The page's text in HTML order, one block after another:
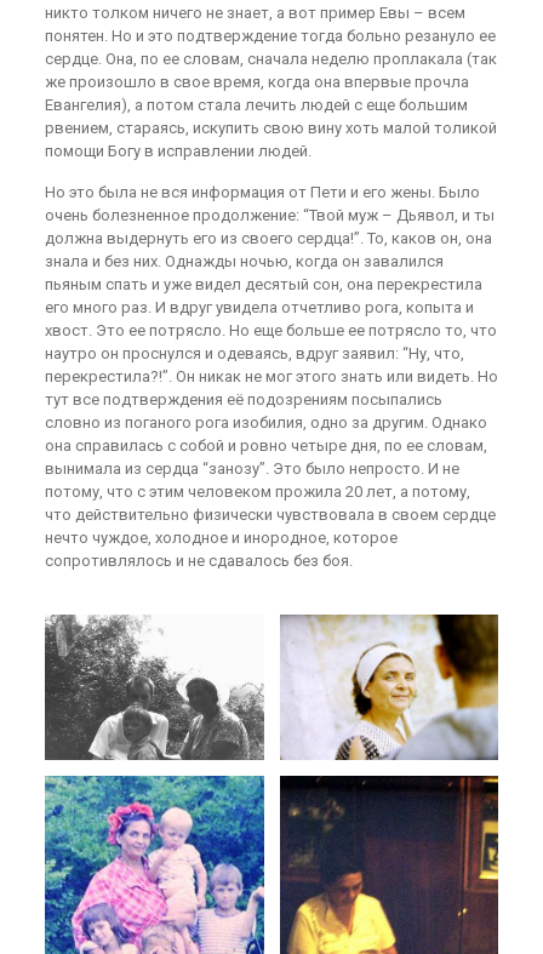
никто толком ничего не знает, а вот пример Евы – всем
понятен. Но и это подтверждение тогда больно резануло ее
сердце. Она, по ее словам, сначала неделю проплакала (так
же произошло в свое время, когда она впервые прочла
Евангелия), а потом стала лечить людей с еще большим
рвением, стараясь, искупить свою вину хоть малой толикой
помощи Богу в исправлении людей.
Но это была не вся информация от Пети и его жены. Было
очень болезненное продолжение: “Твой муж – Дьявол, и ты
должна выдернуть его из своего сердца!”. То, каков он, она
знала и без них. Однажды ночью, когда он завалился
пьяным спать и уже видел десятый сон, она перекрестила
его много раз. И вдруг увидела отчетливо рога, копыта и
хвост. Это ее потрясло. Но еще больше ее потрясло то, что
наутро он проснулся и одеваясь, вдруг заявил: “Ну, что,
перекрестила?!”. Он никак не мог этого знать или видеть. Но
тут все подтверждения её подозрениям посыпались
словно из поганого рога изобилия, одно за другим. Однако
она справилась с собой и ровно четыре дня, по ее словам,
вынимала из сердца “занозу”. Это было непросто. И не
потому, что с этим человеком прожила 20 лет, а потому,
что действительно физически чувствовала в своем сердце
нечто чуждое, холодное и инородное, которое
сопротивлялось и не сдавалось без боя.